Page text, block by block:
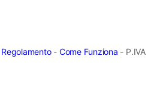
Regolamento- Come Funziona - P.IVA